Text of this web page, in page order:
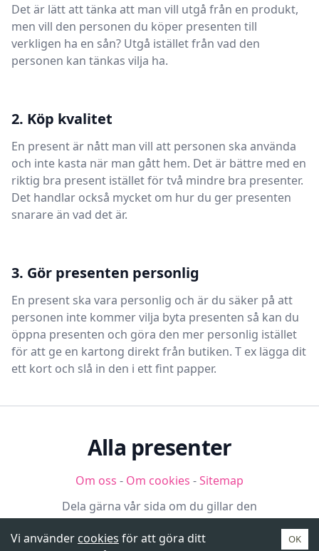
Det är lätt att tänka att man vill utgå från en produkt,
men vill den personen du köper presenten till
verkligen ha en sån? Utgå istället från vad den
personen kan tänkas vilja ha.
2. Köp kvalitet
En present är nått man vill att personen ska använda
och inte kasta när man gått hem. Det är bättre med en
riktig bra present istället för två mindre bra presenter.
Det handlar också mycket om hur du ger presenten
snarare än vad det är.
3. Gör presenten personlig
En present ska vara personlig och är du säker på att
personen inte kommer vilja byta presenten så kan du
öppna presenten och göra den mer personlig istället
för att ge en kartong direkt från butiken. T ex lägga dit
ett kort och slå in den i ett fint papper.
Alla presenter
Om oss - Om cookies -Sitemap
Dela gärna vår sida om du gillar den
Vi använder cookies för att göra ditt
OK